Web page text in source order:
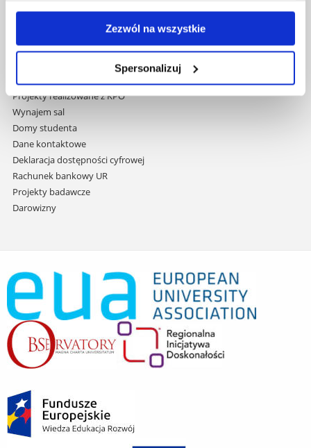
Zezwól na wszystkie
Spersonalizuj
treści
Studia podyplomowe
Zamówienia publiczne
Projekty współfinansowane przez UE
Projekty realizowane z KPO
Wynajem sal
Domy studenta
Dane kontaktowe
Deklaracja dostępności cyfrowej
Rachunek bankowy UR
Projekty badawcze
Darowizny